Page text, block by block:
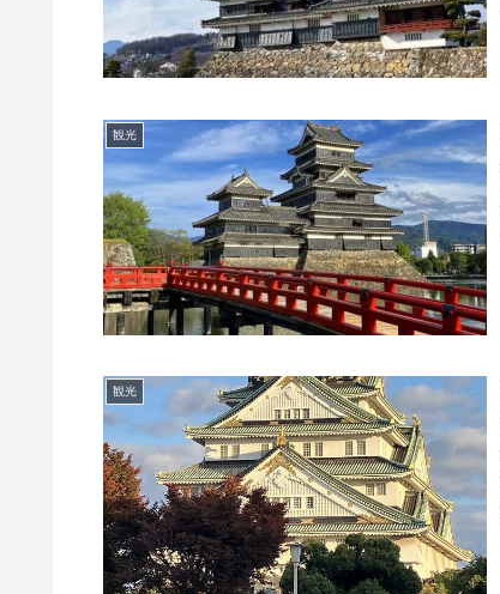
観光
観光